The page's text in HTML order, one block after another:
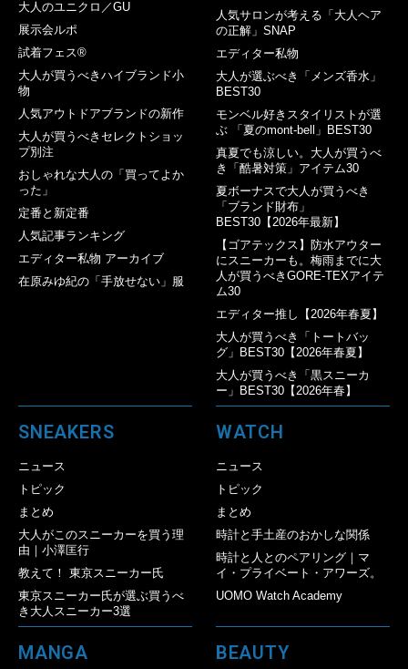
大人のユニクロ／GU
展示会ルポ
試着フェス®︎
大人が買うべきハイブランド小
物
人気アウトドアブランドの新作
大人が買うべきセレクトショッ
プ別注
おしゃれな大人の「買ってよか
った」
定番と新定番
人気記事ランキング
エディター私物 アーカイブ
在原みゆ紀の「手放せない」服
人気サロンが考える「大人ヘア
の正解」SNAP
エディター私物
大人が選ぶべき「メンズ香水」
BEST30
モンベル好きスタイリストが選
ぶ 「夏のmont-bell」BEST30
真夏でも涼しい。大人が買うべ
き「酷暑対策」アイテム30
夏ボーナスで大人が買うべき
「ブランド財布」
BEST30【2026年最新】
【ゴアテックス】防水アウター
にスニーカーも。梅雨までに大
人が買うべきGORE-TEXアイテ
ム30
エディター推し【2026年春夏】
大人が買うべき「トートバッ
グ」BEST30【2026年春夏】
大人が買うべき「黒スニーカ
ー」BEST30【2026年春】
SNEAKERS
ニュース
トピック
まとめ
大人がこのスニーカーを買う理
由｜小澤匡行
教えて！ 東京スニーカー氏
東京スニーカー氏が選ぶ買うべ
き大人スニーカー3選
WATCH
ニュース
トピック
まとめ
時計と手土産のおかしな関係
時計と人とのペアリング｜マ
イ・プライベート・アワーズ。
UOMO Watch Academy
MANGA BEAUTY